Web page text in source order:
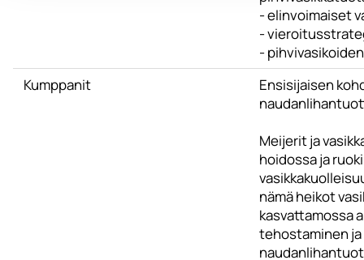
- elinvoimaiset
-
-
Kumppanit
Ensisijaisen
Meijerit ja
hoidossa ja
nämä heikot
kasvattamossa
tehostaminen